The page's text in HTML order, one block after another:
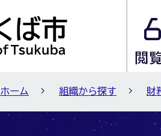
ホーム 組織から探す 財